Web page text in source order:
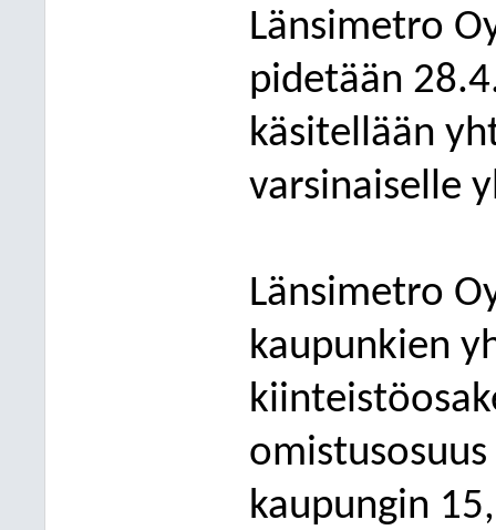
Länsimetro
pidetään 28.4
käsitellään
varsinaiselle
Länsimetro
kaupunkien
kiinteis
kaupungin